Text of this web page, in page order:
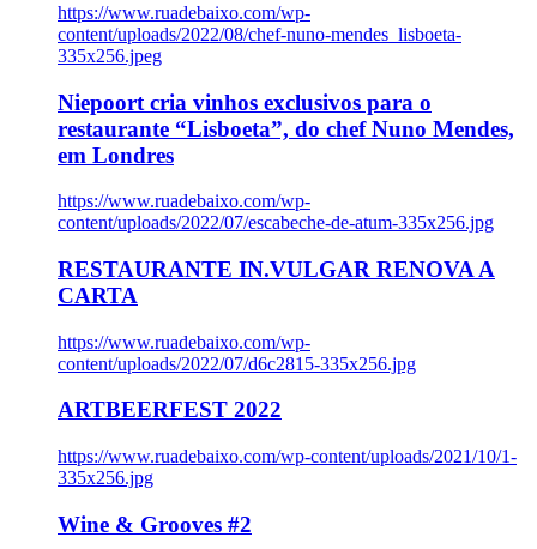
https://www.ruadebaixo.com/wp-
content/uploads/2022/08/chef-nuno-mendes_lisboeta-
335x256.jpeg
Niepoort cria vinhos exclusivos para o
restaurante “Lisboeta”, do chef Nuno Mendes,
em Londres
https://www.ruadebaixo.com/wp-
content/uploads/2022/07/escabeche-de-atum-335x256.jpg
RESTAURANTE IN.VULGAR RENOVA A
CARTA
https://www.ruadebaixo.com/wp-
content/uploads/2022/07/d6c2815-335x256.jpg
ARTBEERFEST 2022
https://www.ruadebaixo.com/wp-content/uploads/2021/10/1-
335x256.jpg
Wine & Grooves #2